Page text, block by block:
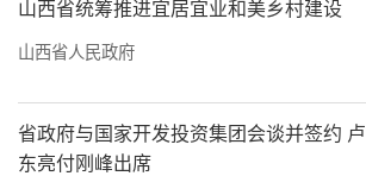
山西省统筹推进宜居宜业和美乡村建设
山西省人民政府
省政府与国家开发投资集团会谈并签约 卢
东亮付刚峰出席